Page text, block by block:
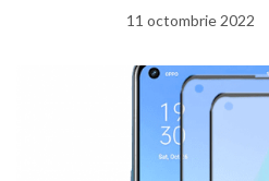
11 octombrie 2022